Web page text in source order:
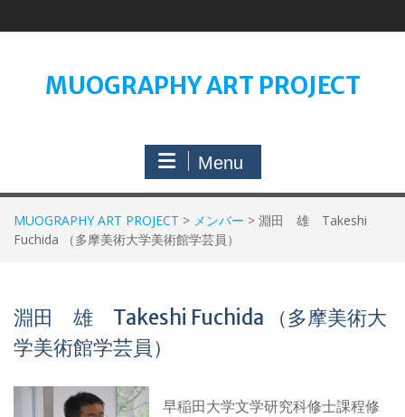
to
MUOGRAPHY ART PROJECT
Menu
MUOGRAPHY ART PROJECT > メンバー > 淵田 雄 Takeshi
Fuchida （多摩美術大学美術館学芸員）
淵田 雄 Takeshi Fuchida （多摩美術大
学美術館学芸員）
早稲田大学文学研究科修士課程修